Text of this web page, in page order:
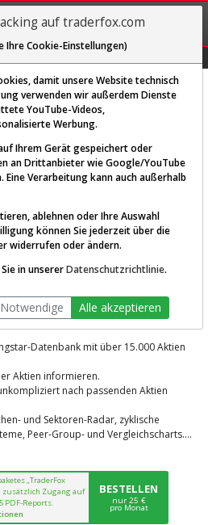
REGIS-
TRIEREN
ist nur für
Plattform von
Datenbank mit über 15.000 Aktien
Aktien informieren.
nach passenden Aktien
und Sektoren-Radar, zyklische
Peer-Group- und Vergleichscharts....
„TraderFox
zusätzlich Zugang auf
PDF-Reports.
BESTELLEN
nur 25 €
pro Monat
auf traderfox.com
Ihre Cookie-Einstellungen)
damit unsere Website technisch
verwenden wir außerdem Dienste
YouTube-Videos,
Werbung.
Ihrem Gerät gespeichert oder
an Drittanbieter wie Google/YouTube
Verarbeitung kann auch außerhalb
ablehnen oder Ihre Auswahl
können Sie jederzeit über die
widerrufen oder ändern.
in unsererDatenschutzrichtlinie.
Alle akzeptieren